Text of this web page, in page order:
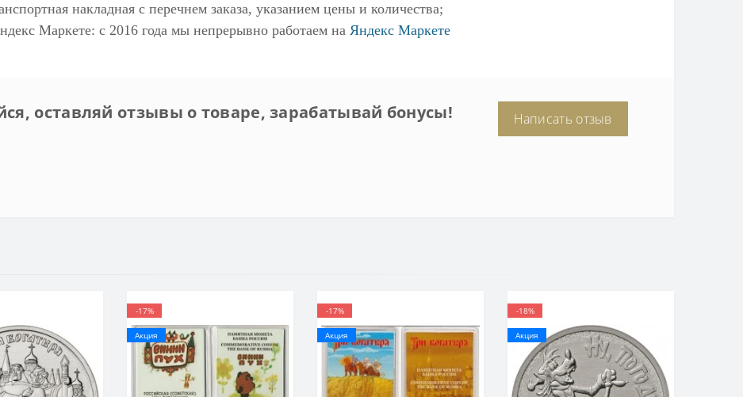
накладная с перечнем заказа, указанием цены и количества;
Маркете: с 2016 года мы непрерывно работаем на Яндекс Маркете
оставляй отзывы о товаре, зарабатывай бонусы! Написать отзыв
-17%
Акция
-17%
Акция
-18%
Акция